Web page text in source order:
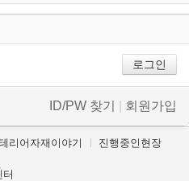
ID/PW 찾기 회원가입
리어자재이야기 진행중인현장
터